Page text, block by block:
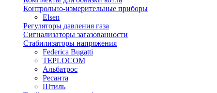
Контрольно-измерительные приборы
Elsen
Регуляторы давления газа
Сигнализаторы загазованности
Стабилизаторы напряжения
Federica Bugatti
TEPLOCOM
Альбатрос
Ресанта
Штиль